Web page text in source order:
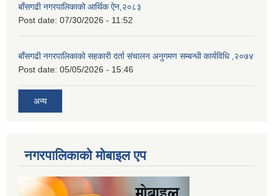
बाँसगढी नगरपालिकाको आर्थिक ऐन,२०८३
Post date: 07/30/2026 - 11:52
बाँसगढी नगरपालिकाको सहकारी दर्ता संचालन अनुगमण सम्बन्धी कार्यविधि ,२०७४
Post date: 05/05/2026 - 15:46
अन्य
नगरपालिकाकाे माेबाइल एप